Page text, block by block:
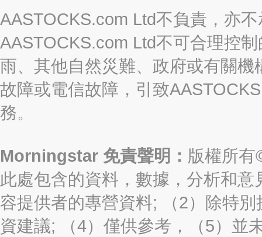
AASTOCKS.com Ltd不負責，亦
AASTOCKS.com Ltd不可合理控
雨、其他自然災難、政府或有關
故障或電信故障，引致
務。
Morningstar 免責聲明： 版權所有
此處包含的資料，數據，分析和意
容提供者的專營資料; （2）除特
資建議; （4）僅供參考，（5）並